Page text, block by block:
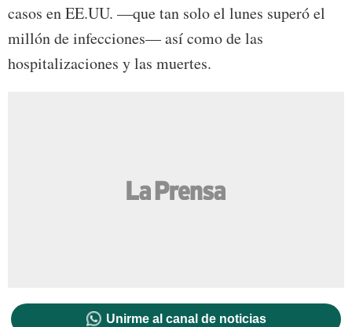
casos en EE.UU. —que tan solo el lunes superó el
millón de infecciones— así como de las
hospitalizaciones y las muertes.
Unirme al canal de noticias